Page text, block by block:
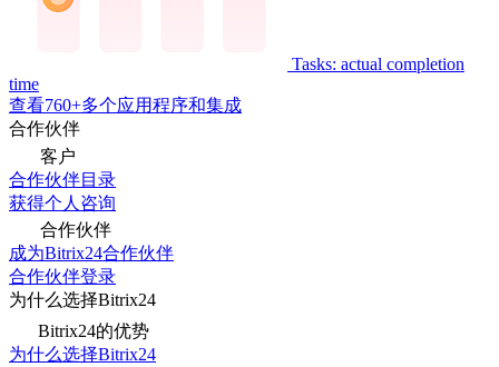
Tasks: actual completion
time
查看760+多个应用程序和集成
合作伙伴
客户
合作伙伴目录
获得个人咨询
合作伙伴
成为Bitrix24合作伙伴
合作伙伴登录
为什么选择Bitrix24
Bitrix24的优势
为什么选择Bitrix24